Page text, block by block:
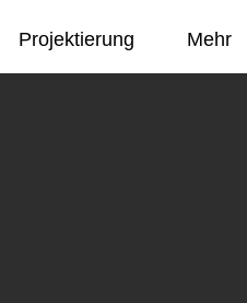
Projektierung Mehr